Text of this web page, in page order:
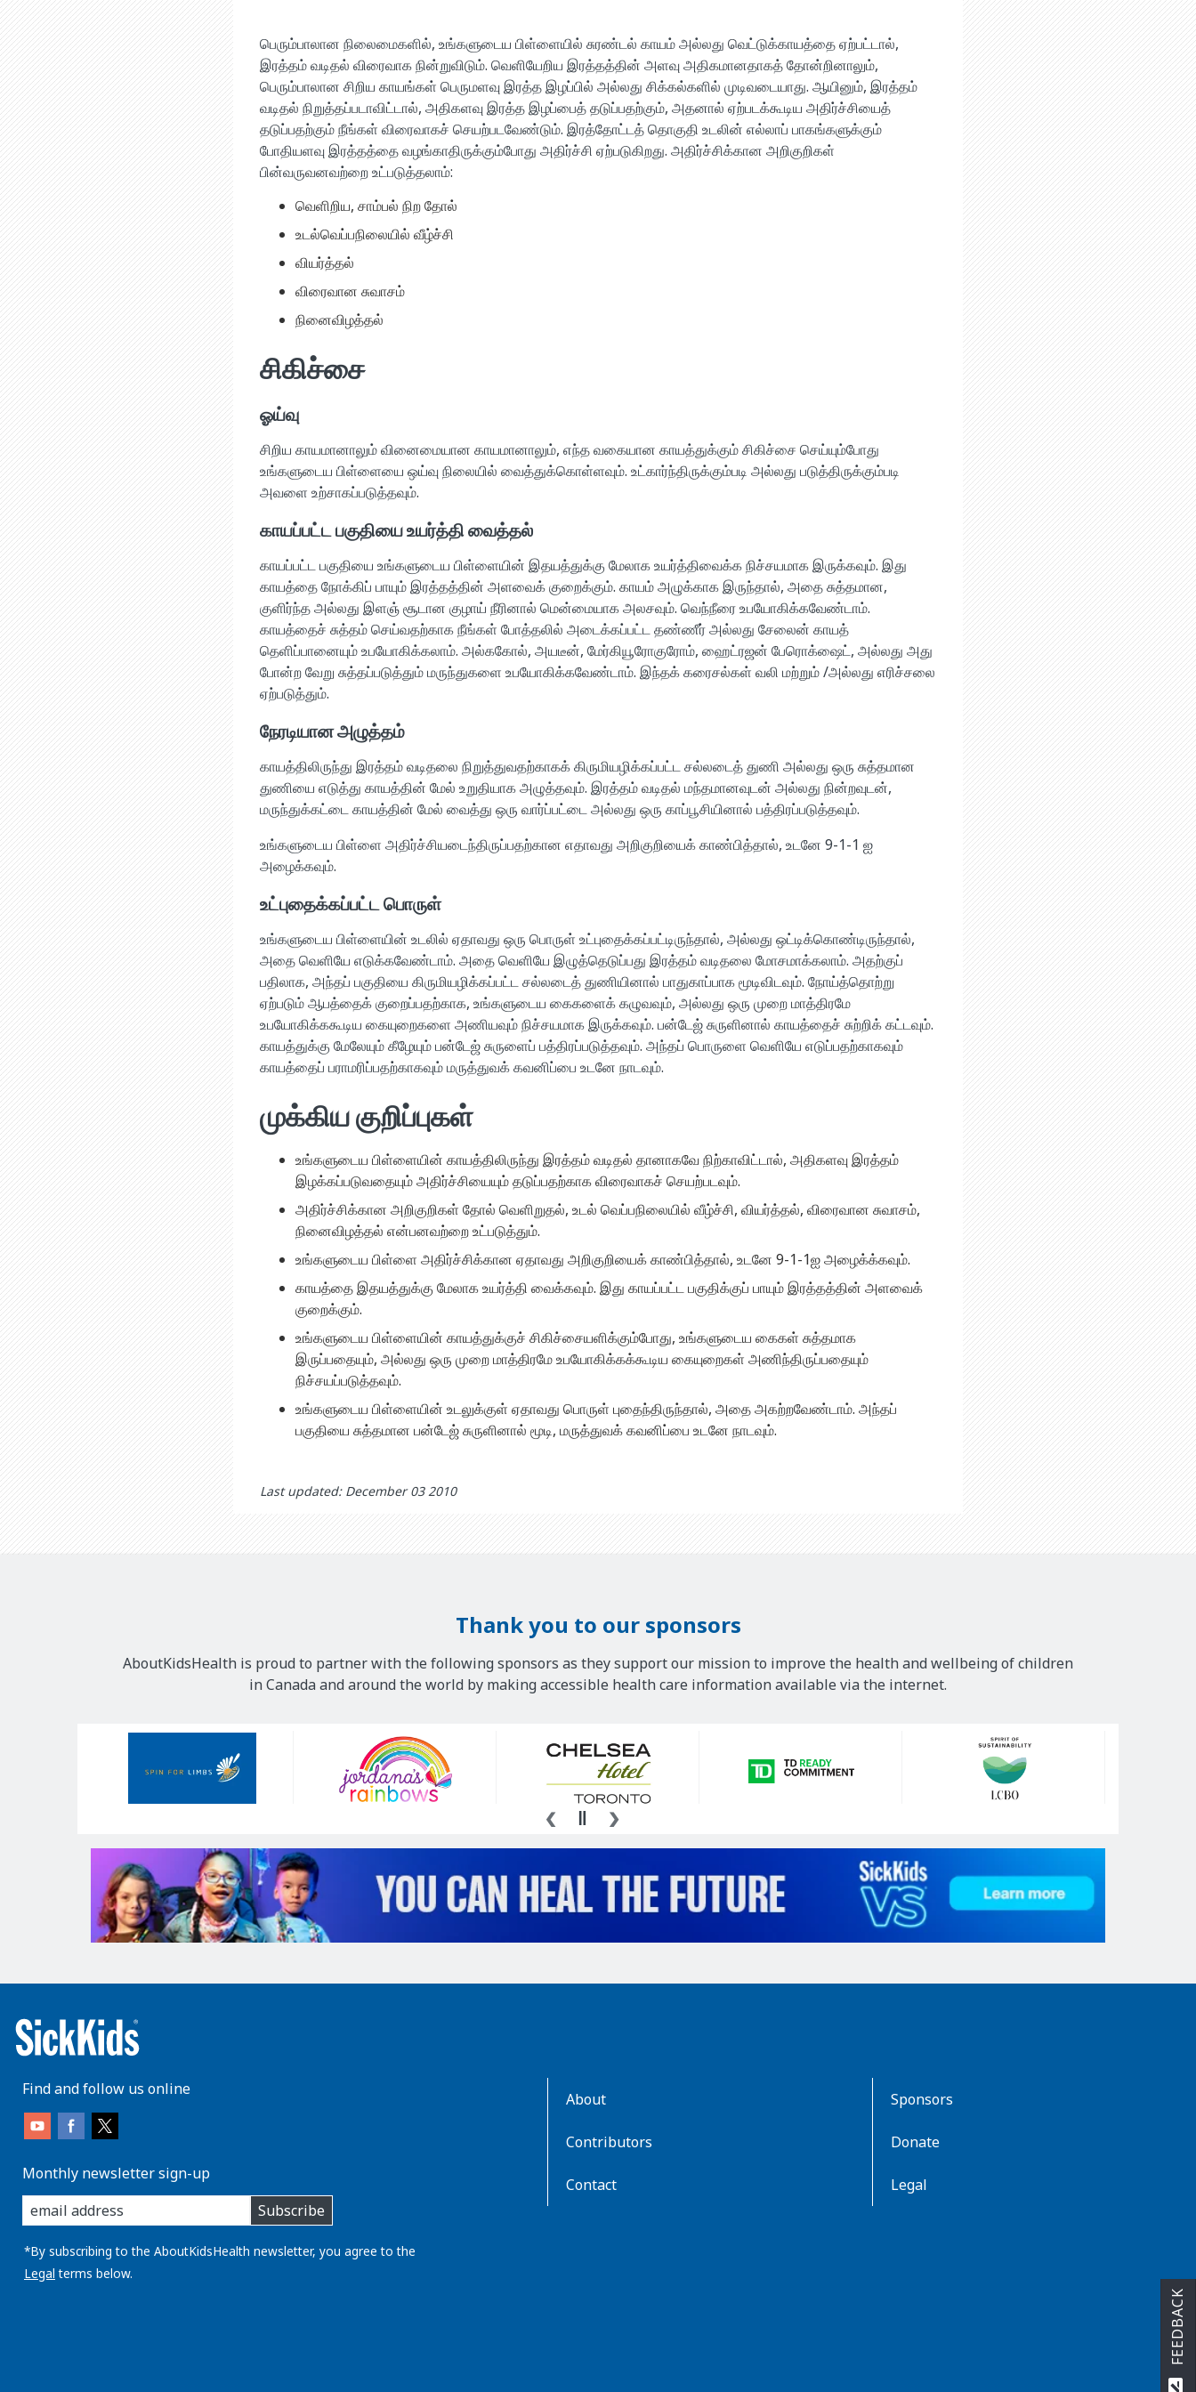
பெரும்பாலான நிலைமைகளில், உங்களுடைய பிள்ளையில் சுரண்டல் காயம் அல்லது வெட்டுக்காயத்தை ஏற்பட்டால்,
இரத்தம் வடிதல் விரைவாக நின்றுவிடும். வெளியேறிய இரத்தத்தின் அளவு அதிகமானதாகத் தோன்றினாலும்,
பெரும்பாலான சிறிய காயங்கள் பெருமளவு இரத்த இழப்பில் அல்லது சிக்கல்களில் முடிவடையாது. ஆயினும், இரத்தம்
வடிதல் நிறுத்தப்படாவிட்டால், அதிகளவு இரத்த இழப்பைத் தடுப்பதற்கும், அதனால் ஏற்படக்கூடிய அதிர்ச்சியைத்
தடுப்பதற்கும் நீங்கள் விரைவாகச் செயற்படவேண்டும். இரத்தோட்டத் தொகுதி உடலின் எல்லாப் பாகங்களுக்கும்
போதியளவு இரத்தத்தை வழங்காதிருக்கும்போது அதிர்ச்சி ஏற்படுகிறது. அதிர்ச்சிக்கான அறிகுறிகள்
பின்வருவனவற்றை உட்படுத்தலாம்:
வெளிறிய, சாம்பல் நிற தோல்
உடல்வெப்பநிலையில் வீழ்ச்சி
வியர்த்தல்
விரைவான சுவாசம்
நினைவிழத்தல்
சிகிச்சை
ஓய்வு
சிறிய காயமானாலும் வினைமையான காயமானாலும், எந்த வகையான காயத்துக்கும் சிகிச்சை செய்யும்போது
உங்களுடைய பிள்ளையை ஒய்வு நிலையில் வைத்துக்கொள்ளவும். உட்கார்ந்திருக்கும்படி அல்லது படுத்திருக்கும்படி
அவளை உற்சாகப்படுத்தவும்.
காயப்பட்ட பகுதியை உயர்த்தி வைத்தல்
காயப்பட்ட பகுதியை உங்களுடைய பிள்ளையின் இதயத்துக்கு மேலாக உயர்த்திவைக்க நிச்சயமாக இருக்கவும். இது
காயத்தை நோக்கிப் பாயும் இரத்தத்தின் அளவைக் குறைக்கும். காயம் அழுக்காக இருந்தால், அதை சுத்தமான,
குளிர்ந்த அல்லது இளஞ் சூடான குழாய் நீரினால் மென்மையாக அலசவும். வெந்நீரை உபயோகிக்கவேண்டாம்.
காயத்தைச் சுத்தம் செய்வதற்காக நீங்கள் போத்தலில் அடைக்கப்பட்ட தண்ணீர் அல்லது சேலைன் காயத்
தெளிப்பானையும் உபயோகிக்கலாம். அல்ககோல், அயடீன், மேர்கியூரோகுரோம், ஹைட்ரஜன் பேரொக்ஷைட், அல்லது அது
போன்ற வேறு சுத்தப்படுத்தும் மருந்துகளை உபயோகிக்கவேண்டாம். இந்தக் கரைசல்கள் வலி மற்றும் /அல்லது எரிச்சலை
ஏற்படுத்தும்.
நேரடியான அழுத்தம்
காயத்திலிருந்து இரத்தம் வடிதலை நிறுத்துவதற்காகக் கிருமியழிக்கப்பட்ட சல்லடைத் துணி அல்லது ஒரு சுத்தமான
துணியை எடுத்து காயத்தின் மேல் உறுதியாக அழுத்தவும். இரத்தம் வடிதல் மந்தமானவுடன் அல்லது நின்றவுடன்,
மருந்துக்கட்டை காயத்தின் மேல் வைத்து ஒரு வார்ப்பட்டை அல்லது ஒரு காப்பூசியினால் பத்திரப்படுத்தவும்.
உங்களுடைய பிள்ளை அதிர்ச்சியடைந்திருப்பதற்கான எதாவது அறிகுறியைக் காண்பித்தால், உடனே 9-1-1 ஐ
அழைக்கவும்.
உட்புதைக்கப்பட்ட பொருள்
உங்களுடைய பிள்ளையின் உடலில் ஏதாவது ஒரு பொருள் உட்புதைக்கப்பட்டிருந்தால், அல்லது ஒட்டிக்கொண்டிருந்தால்,
அதை வெளியே எடுக்கவேண்டாம். அதை வெளியே இழுத்தெடுப்பது இரத்தம் வடிதலை மோசமாக்கலாம். அதற்குப்
பதிலாக, அந்தப் பகுதியை கிருமியழிக்கப்பட்ட சல்லடைத் துணியினால் பாதுகாப்பாக மூடிவிடவும். நோய்த்தொற்று
ஏற்படும் ஆபத்தைக் குறைப்பதற்காக, உங்களுடைய கைகளைக் கழுவவும், அல்லது ஒரு முறை மாத்திரமே
உபயோகிக்ககூடிய கையுறைகளை அணியவும் நிச்சயமாக இருக்கவும். பன்டேஜ் சுருளினால் காயத்தைச் சுற்றிக் கட்டவும்.
காயத்துக்கு மேலேயும் கீழேயும் பன்டேஜ் சுருளைப் பத்திரப்படுத்தவும். அந்தப் பொருளை வெளியே எடுப்பதற்காகவும்
காயத்தைப் பராமரிப்பதற்காகவும் மருத்துவக் கவனிப்பை உடனே நாடவும்.
முக்கிய குறிப்புகள்
உங்களுடைய பிள்ளையின் காயத்திலிருந்து இரத்தம் வடிதல் தானாகவே நிற்காவிட்டால், அதிகளவு இரத்தம்
இழக்கப்படுவதையும் அதிர்ச்சியையும் தடுப்பதற்காக விரைவாகச் செயற்படவும்.
அதிர்ச்சிக்கான அறிகுறிகள் தோல் வெளிறுதல், உடல் வெப்பநிலையில் வீழ்ச்சி, வியர்த்தல், விரைவான சுவாசம்,
நினைவிழத்தல் என்பனவற்றை உட்படுத்தும்.
உங்களுடைய பிள்ளை அதிர்ச்சிக்கான ஏதாவது அறிகுறியைக் காண்பித்தால், உடனே 9-1-1ஐ அழைக்க்கவும்.
காயத்தை இதயத்துக்கு மேலாக உயர்த்தி வைக்கவும். இது காயப்பட்ட பகுதிக்குப் பாயும் இரத்தத்தின் அளவைக்
குறைக்கும்.
உங்களுடைய பிள்ளையின் காயத்துக்குச் சிகிச்சையளிக்கும்போது, உங்களுடைய கைகள் சுத்தமாக
இருப்பதையும், அல்லது ஒரு முறை மாத்திரமே உபயோகிக்கக்கூடிய கையுறைகள் அணிந்திருப்பதையும்
நிச்சயப்படுத்தவும்.
உங்களுடைய பிள்ளையின் உடலுக்குள் ஏதாவது பொருள் புதைந்திருந்தால், அதை அகற்றவேண்டாம். அந்தப்
பகுதியை சுத்தமான பன்டேஜ் சுருளினால் மூடி, மருத்துவக் கவனிப்பை உடனே நாடவும்.
Last updated: December 03 2010
Thank you to our sponsors
AboutKidsHealth is proud to partner with the following sponsors as they support our mission to improve the health and wellbeing of children
in Canada and around the world by making accessible health care information available via the internet.
Find and follow us online
Monthly newsletter sign-up
enter
you
email
address:
Subscribe
*By subscribing to the AboutKidsHealth newsletter, you agree to the
Legal terms below.
About
Contributors
Contact
Sponsors
Donate
Legal
rate_review
FEEDBACK